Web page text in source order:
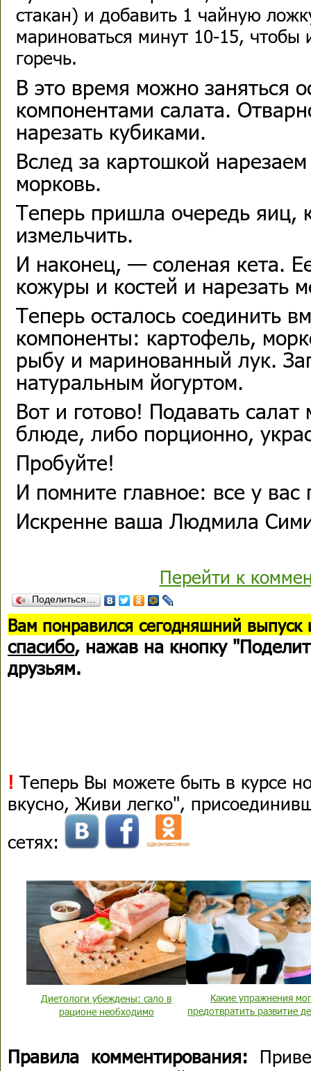
стакан) и добавить 1 чайную
мариноваться минут 10-15,
горечь.
В это время можно заняться
компонентами салата.
нарезать кубиками.
Вслед за картошкой
морковь.
Теперь пришла очередь яиц,
измельчить.
И наконец, — соленая кета.
кожуры и костей и нарезать
Теперь осталось соединить
компоненты: картофель,
рыбу и маринованный лук.
натуральным йогуртом.
Вот и готово! Подавать
блюде, либо порционно,
Пробуйте!
И помните главное: все у вас
Искренне ваша Людмила
Перейти к
Поделиться…
Вам понравился сегодняшний выпуск
спасибо, нажав на кнопку
друзьям.
! Теперь Вы можете быть в курсе
вкусно, Живи легко",
сетях:
Диетологи убеждены: сало в
рационе необходимо
Какие упражнения
предотвратить развитие
Правила комментирования: